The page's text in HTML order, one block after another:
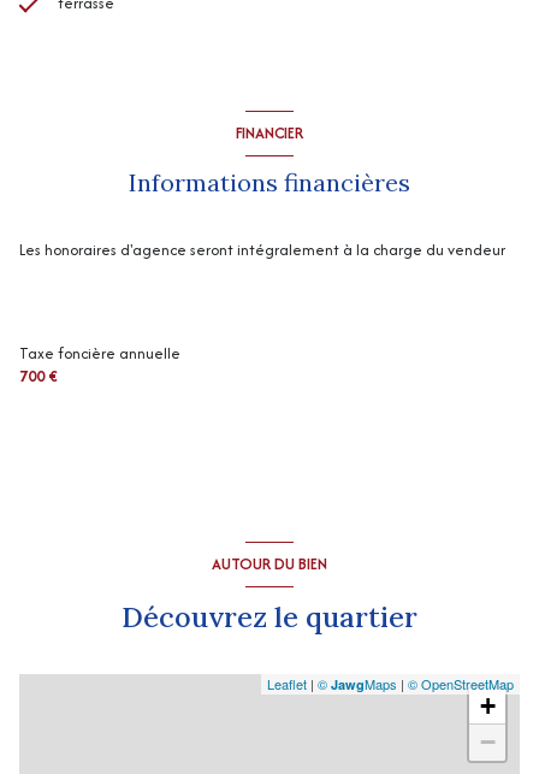
FINANCIER
Informations financières
Les honoraires d'agence seront intégralement à la charge du vendeur
Taxe foncière annuelle
700 €
AUTOUR DU BIEN
Découvrez le quartier
+
−
Leaflet | © JawgMaps | © OpenStreetMap